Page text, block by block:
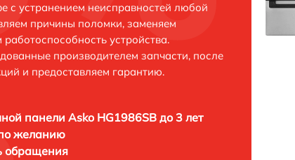
с устранением неисправностей любой
причины поломки, заменяем
устройства.
производителем запчасти, после
и предоставляем гарантию.
панели Asko HG1986SB до 3 лет
желанию
обращения